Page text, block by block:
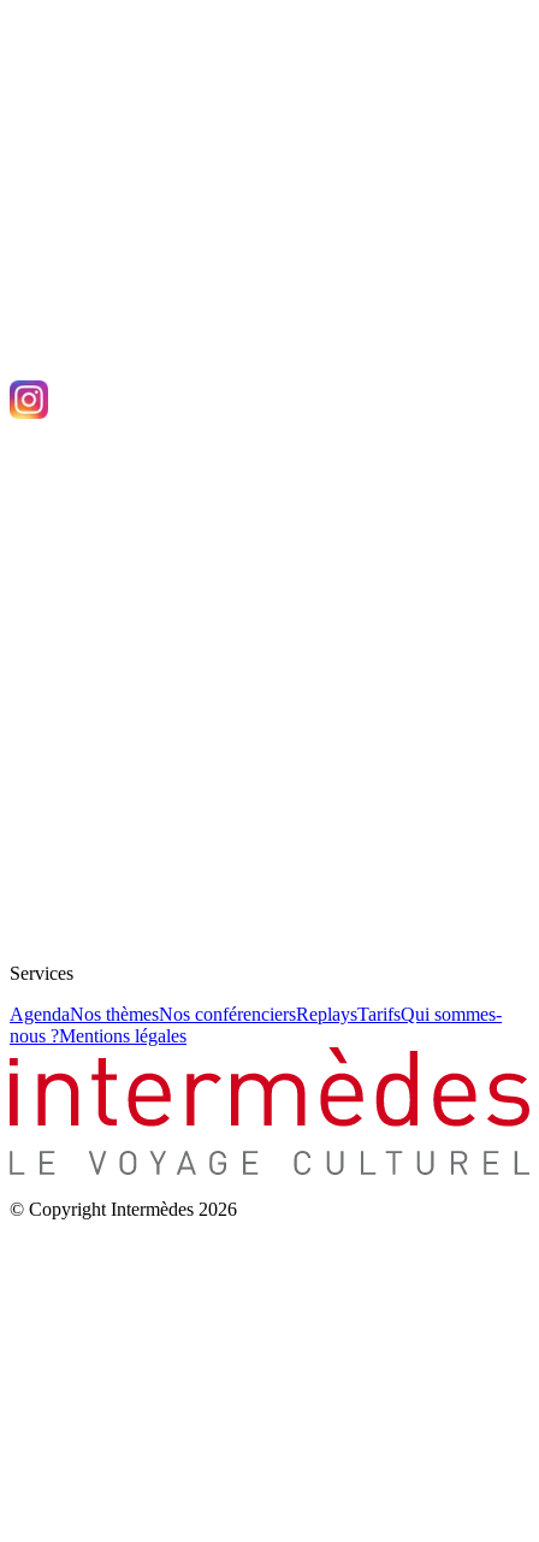
Services
AgendaNos thèmesNos conférenciersReplaysTarifsQui sommes-
nous ?Mentions légales
© Copyright Intermèdes 2026